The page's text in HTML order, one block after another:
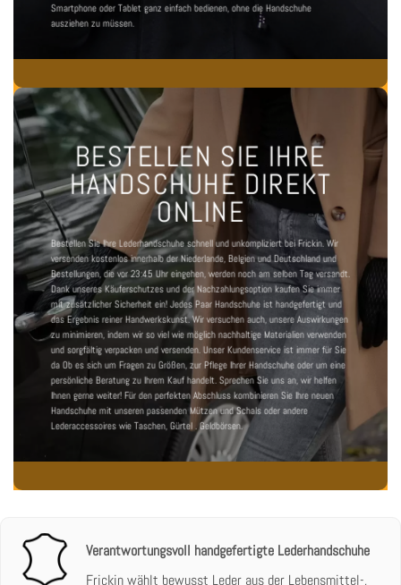
Smartphone oder Tablet ganz einfach bedienen, ohne die Handschuhe
ausziehen zu müssen.
BESTELLEN SIE IHRE
HANDSCHUHE DIREKT
ONLINE
Bestellen Sie Ihre Lederhandschuhe schnell und unkompliziert bei Frickin. Wir
versenden kostenlos innerhalb der Niederlande, Belgien und Deutschland und
Bestellungen, die vor 23:45 Uhr eingehen, werden noch am selben Tag versandt.
Dank unseres Käuferschutzes und der Nachzahlungsoption kaufen Sie immer
mit zusätzlicher Sicherheit ein! Jedes Paar Handschuhe ist handgefertigt und
das Ergebnis reiner Handwerkskunst. Wir versuchen auch, unsere Auswirkungen
zu minimieren, indem wir so viel wie möglich nachhaltige Materialien verwenden
und sorgfältig verpacken und versenden. Unser Kundenservice ist immer für Sie
daOb es sich um Fragen zu Größen, zur Pflege Ihrer Handschuhe oder um eine
persönliche Beratung zu Ihrem Kauf handelt. Sprechen Sie uns an, wir helfen
Ihnen gerne weiter! Für den perfekten Abschluss kombinieren Sie Ihre neuen
Handschuhe mit unseren passenden Mützen und Schalsoder andere
Lederaccessoires wie Taschen, Gürtel. Geldbörsen.
Verantwortungsvoll handgefertigte Lederhandschuhe
Frickin wählt bewusst Leder aus der Lebensmittel-,